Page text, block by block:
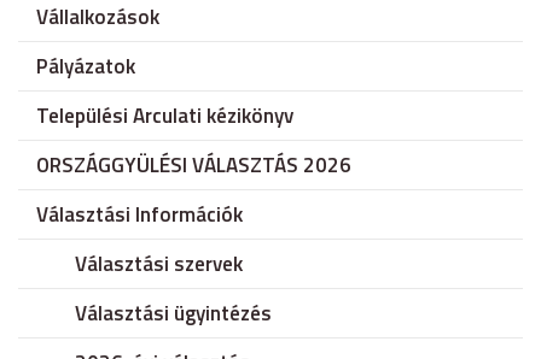
Vállalkozások
Pályázatok
Települési Arculati kézikönyv
ORSZÁGGYÜLÉSI VÁLASZTÁS 2026
Választási Információk
Választási szervek
Választási ügyintézés